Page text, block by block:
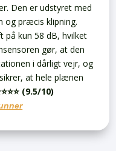
Den er udstyret med
og præcis klipning.
på kun 58 dB, hvilket
gør, at den
i dårligt vejr, og
at hele plænen
(9.5/10)